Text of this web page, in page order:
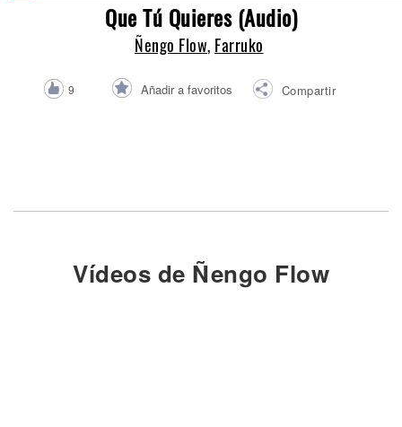
Que Tú Quieres (Audio)
Ñengo Flow, Farruko
9 Añadir a favoritos Compartir
Vídeos de Ñengo Flow